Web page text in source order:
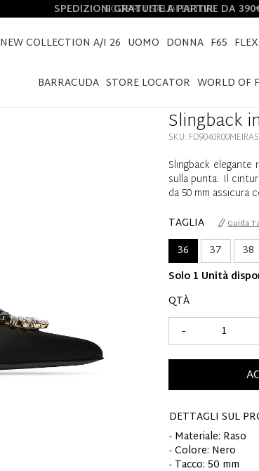
SPEDIZIONI GRATUITE A PARTIRE DA
NEW COLLECTION A/I 26 UOMO DONNA F65
BARRACUDA STORE LOCATOR WORLD OF
HOME SLINGBACK IN RASO CON ACCESSORIO
Slingback
SKU:
Slingback
sulla punta. Il
da 50 mm assicura
TAGLIA
Guida
36 37 38
Solo 1 Unità
QTÀ
-
DETTAGLI SUL
- Materiale: Raso
- Colore: Nero
- Tacco: 50 mm